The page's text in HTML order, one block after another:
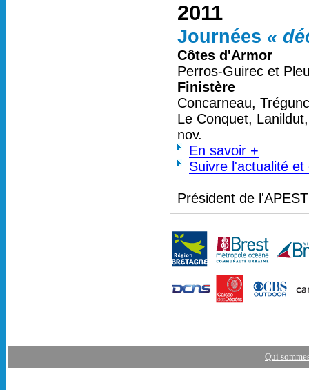
2011
Journées «
Côtes d'Armor
Perros-Guirec et
Finistère
Concarneau,
Le Conquet,
nov.
En savoir +
Suivre l'actualité
Président de
Qui